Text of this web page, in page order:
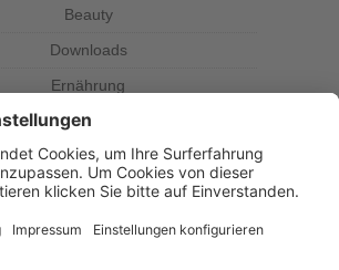
Beauty
Downloads
Ernährung
Kolumne
Kräuterkunde
Magazin
Rezepte